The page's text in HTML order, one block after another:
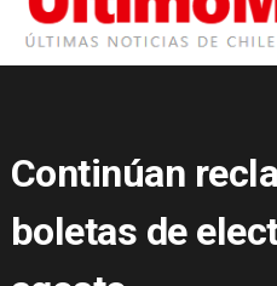
Continúan
boletas de